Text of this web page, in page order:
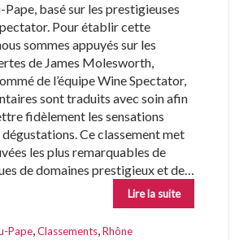
basé sur les prestigieuses
Pour établir cette
sommes appuyés sur les
de James Molesworth,
de l’équipe Wine Spectator,
sont traduits avec soin afin
fidèlement les sensations
Ce classement met
les plus remarquables de
de domaines prestigieux et de…
Lire la suite
Pape,Classements,Rhône